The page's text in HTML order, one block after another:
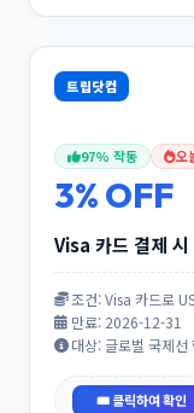
트립닷컴
97% 작동 오
3% OFF
Visa 카드 결제
조건: Visa 카드로
만료: 2026-12-31
대상: 글로벌 국제선
VISAF3